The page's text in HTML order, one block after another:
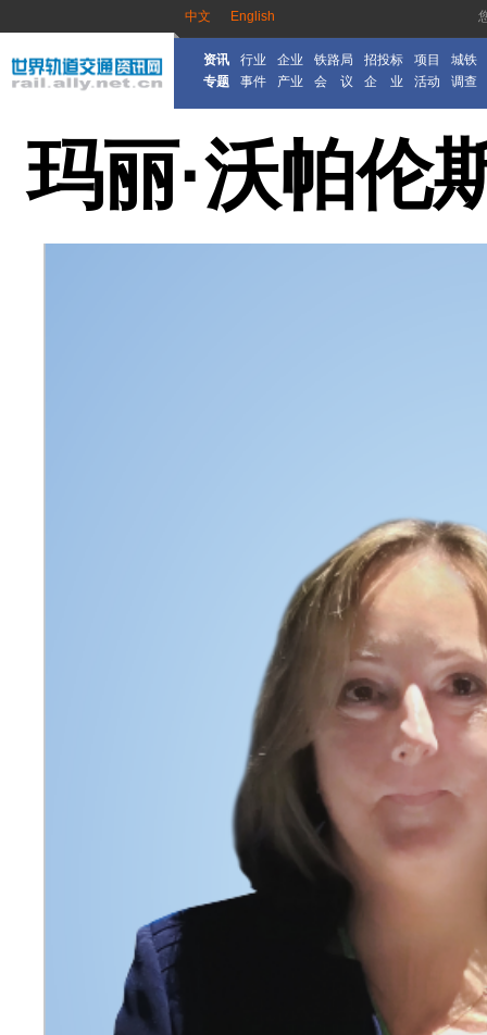
中文 English
资讯 行业 企业 铁路局 招投标 项目
城铁
专题
事件 产业 会 议 企 业 活动 调查
玛丽·沃帕伦